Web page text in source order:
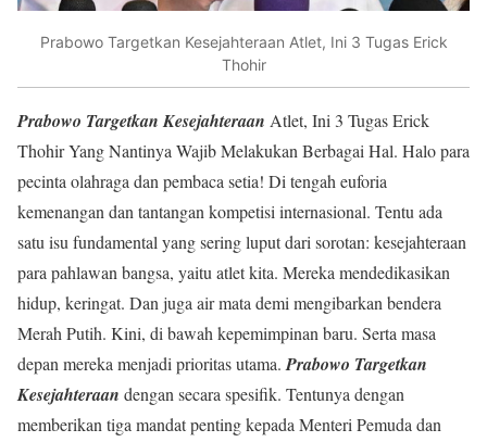
Prabowo Targetkan Kesejahteraan Atlet, Ini 3 Tugas Erick
Thohir
Prabowo Targetkan Kesejahteraan Atlet, Ini 3 Tugas Erick
Thohir Yang Nantinya Wajib Melakukan Berbagai Hal. Halo para
pecinta olahraga dan pembaca setia! Di tengah euforia
kemenangan dan tantangan kompetisi internasional. Tentu ada
satu isu fundamental yang sering luput dari sorotan: kesejahteraan
para pahlawan bangsa, yaitu atlet kita. Mereka mendedikasikan
hidup, keringat. Dan juga air mata demi mengibarkan bendera
Merah Putih. Kini, di bawah kepemimpinan baru. Serta masa
depan mereka menjadi prioritas utama. Prabowo Targetkan
Kesejahteraan dengan secara spesifik. Tentunya dengan
memberikan tiga mandat penting kepada Menteri Pemuda dan